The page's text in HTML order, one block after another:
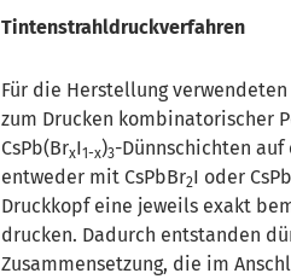
Tintenstrahldruckverfahren
Für die Herstellung
zum Drucken kombinatorischer
CsPb(BrxI1-x)3-Dünnschichten auf
entweder mit CsPbBr2I oder
Druckkopf eine jeweils exakt
drucken. Dadurch entstanden
Zusammensetzung, die im